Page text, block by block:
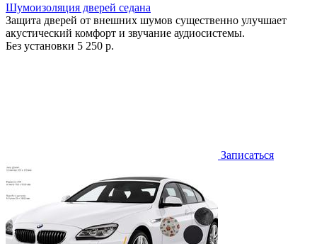
Шумоизоляция дверей седана
Защита дверей от внешних шумов существенно улучшает
акустический комфорт и звучание аудиосистемы.
Без установки 5 250 р.
Записаться